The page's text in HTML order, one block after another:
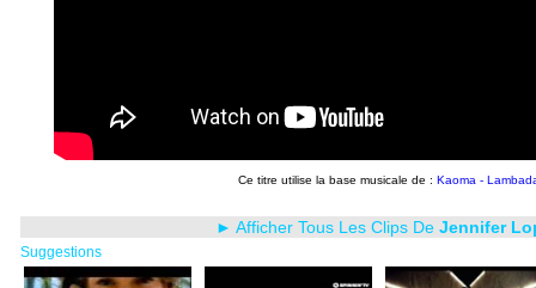
Ce titre utilise la base musicale de : Kaoma -
► Afficher Tous Les Clips De Jennifer
Suggestions